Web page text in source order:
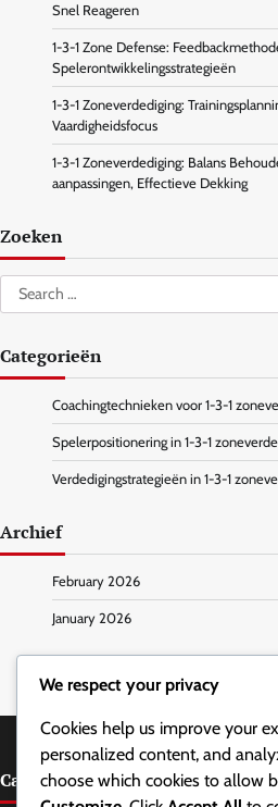
Snel Reageren
1-3-1 Zone Defense:
Spelerontwikkelingsstrategieën
1-3-1 Zoneverdediging:
Vaardigheidsfocus
1-3-1 Zoneverdediging: Balans
aanpassingen, Effectieve Dekking
Zoeken
Search
for:
Categorieën
Coachingtechnieken voor 1-3-1
Spelerpositionering in 1-3-1
Verdedigingstrategieën in 1-3-1
Archief
February 2026
January 2026
Categorieën
We respect your privacy
Cookies help us improve your
personalized content, and
choose which cookies to allow